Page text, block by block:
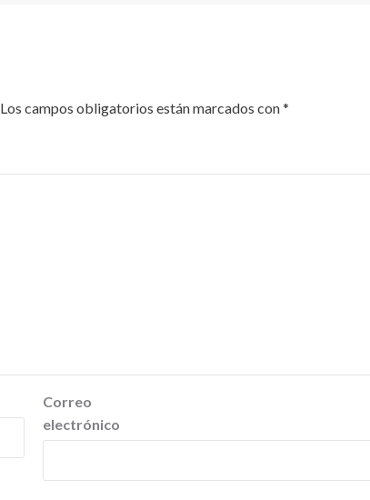
Los campos obligatorios están marcados con*
Correo
electrónico